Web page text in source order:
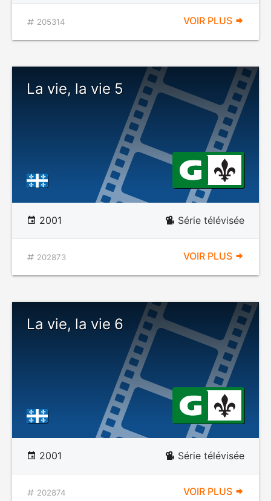
205314 VOIR PLUS
La vie, la vie 5
2001 Série télévisée
202873 VOIR PLUS
La vie, la vie 6
2001 Série télévisée
202874 VOIR PLUS